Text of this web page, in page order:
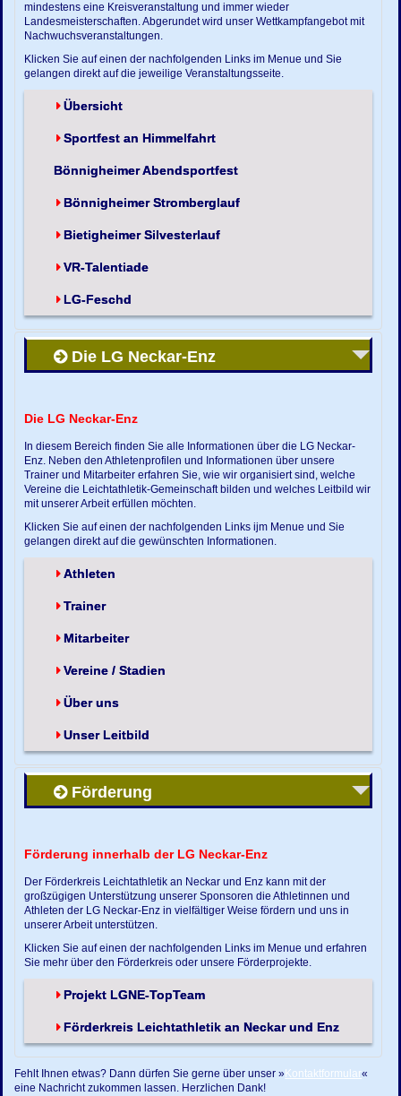
mindestens eine Kreisveranstaltung und immer wieder
Landesmeisterschaften. Abgerundet wird unser Wettkampfangebot mit
Nachwuchsveranstaltungen.
Klicken Sie auf einen der nachfolgenden Links im Menue und Sie
gelangen direkt auf die jeweilige Veranstaltungsseite.
Übersicht
Sportfest an Himmelfahrt
Bönnigheimer Abendsportfest
Bönnigheimer Stromberglauf
Bietigheimer Silvesterlauf
VR-Talentiade
LG-Feschd
Die LG Neckar-Enz
Die LG Neckar-Enz
In diesem Bereich finden Sie alle Informationen über die LG Neckar-
Enz. Neben den Athletenprofilen und Informationen über unsere
Trainer und Mitarbeiter erfahren Sie, wie wir organisiert sind, welche
Vereine die Leichtathletik-Gemeinschaft bilden und welches Leitbild wir
mit unserer Arbeit erfüllen möchten.
Klicken Sie auf einen der nachfolgenden Links ijm Menue und Sie
gelangen direkt auf die gewünschten Informationen.
Athleten
Trainer
Mitarbeiter
Vereine / Stadien
Über uns
Unser Leitbild
Förderung
Förderung innerhalb der LG Neckar-Enz
Der Förderkreis Leichtathletik an Neckar und Enz kann mit der
großzügigen Unterstützung unserer Sponsoren die Athletinnen und
Athleten der LG Neckar-Enz in vielfältiger Weise fördern und uns in
unserer Arbeit unterstützen.
Klicken Sie auf einen der nachfolgenden Links im Menue und erfahren
Sie mehr über den Förderkreis oder unsere Förderprojekte.
Projekt LGNE-TopTeam
Förderkreis Leichtathletik an Neckar und Enz
Fehlt Ihnen etwas? Dann dürfen Sie gerne über unser »Kontaktformular«
eine Nachricht zukommen lassen. Herzlichen Dank!